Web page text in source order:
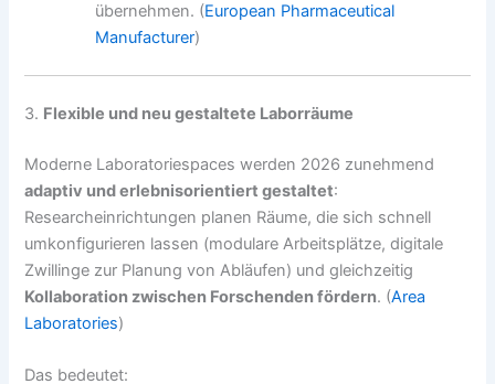
übernehmen. (European Pharmaceutical
Manufacturer)
3. Flexible und neu gestaltete Laborräume
Moderne Laboratoriespaces werden 2026 zunehmend
adaptiv und erlebnisorientiert gestaltet:
Researcheinrichtungen planen Räume, die sich schnell
umkonfigurieren lassen (modulare Arbeitsplätze, digitale
Zwillinge zur Planung von Abläufen) und gleichzeitig
Kollaboration zwischen Forschenden fördern. (Area
Laboratories)
Das bedeutet: